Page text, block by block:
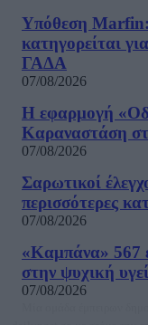
Υπόθεση Marfin:
κατηγορείται
ΓΑΔΑ
07/08/2026
Η εφαρμογή
Καραναστάση
07/08/2026
Σαρωτικοί
περισσότερες
07/08/2026
«Καμπάνα» 567
στην ψυχική
07/08/2026